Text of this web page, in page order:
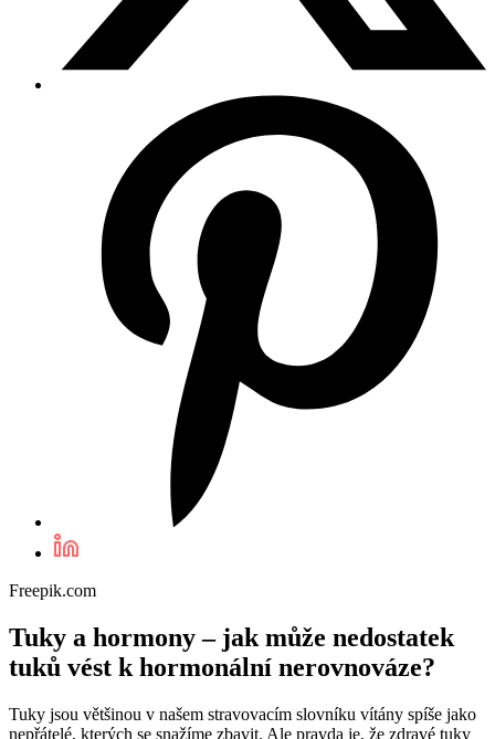
Freepik.com
Tuky a hormony – jak může nedostatek
tuků vést k hormonální nerovnováze?
Tuky jsou většinou v našem stravovacím slovníku vítány spíše jako
nepřátelé, kterých se snažíme zbavit. Ale pravda je, že zdravé tuky